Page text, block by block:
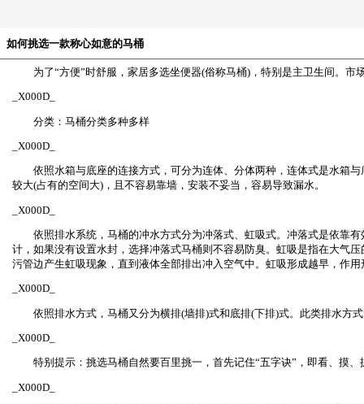
如何挑选一款称心如意的马桶
为了“方便”时舒服，家居多选坐便器(俗称马桶)，特别是主卫生间。
_X000D_
分类：马桶分类多种多样
_X000D_
依照水箱与底座的连接方式，可分为连体、分体两种，连体式是水箱与
较大(占有的空间大)，且不容易靠墙，安装不妥当，容易导致漏水。
_X000D_
依照排水系统，马桶的冲水方式分为冲落式、虹吸式。冲落式是依靠有
计，如果没有设置水封，选择冲落式马桶则不容易防臭。虹吸是指在大气
污管边产生虹吸现象，直到液体全部排出冲入空气中。虹吸形成越早，作
_X000D_
依照排水方式，马桶又分为横排(墙排)式和底排(下排)式。此类排水方
_X000D_
特别提示：挑选马桶自然要百里挑一，首先记住“五字诀”，即看、摸、
_X000D_